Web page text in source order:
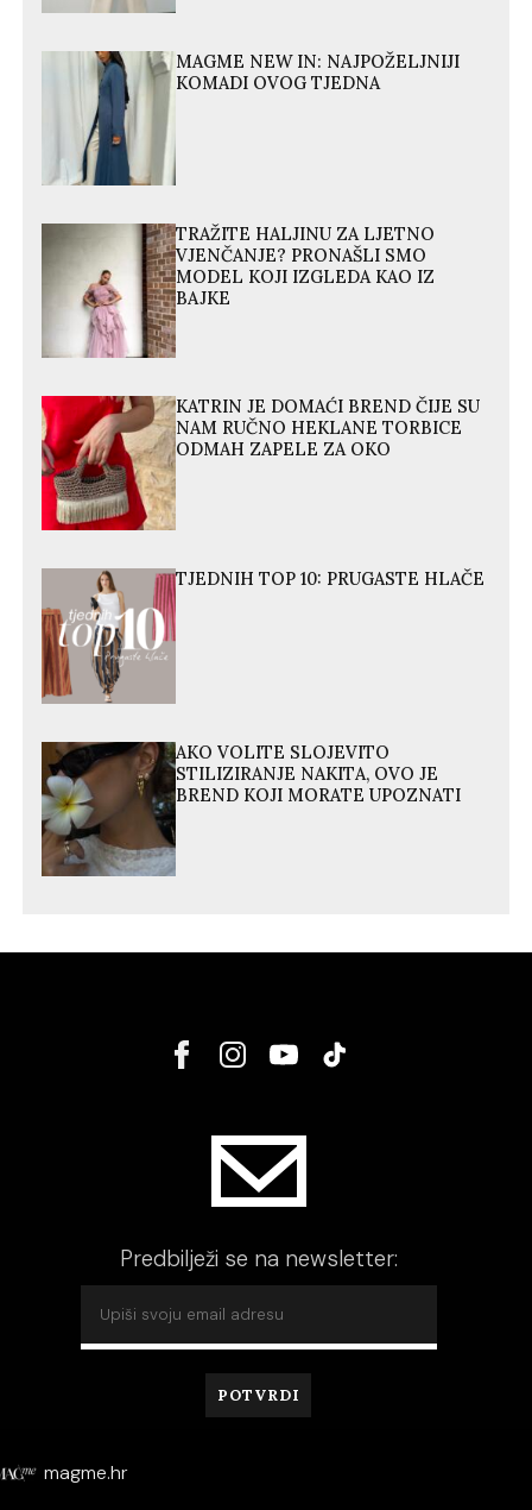
MAGME NEW IN: NAJPOŽELJNIJI
KOMADI OVOG TJEDNA
TRAŽITE HALJINU ZA LJETNO
VJENČANJE? PRONAŠLI SMO
MODEL KOJI IZGLEDA KAO IZ
BAJKE
KATRIN JE DOMAĆI BREND ČIJE SU
NAM RUČNO HEKLANE TORBICE
ODMAH ZAPELE ZA OKO
TJEDNIH TOP 10: PRUGASTE HLAČE
AKO VOLITE SLOJEVITO
STILIZIRANJE NAKITA, OVO JE
BREND KOJI MORATE UPOZNATI
Predbilježi se na newsletter:
magme.hr